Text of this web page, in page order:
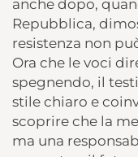
anche dopo,
Repubblica,
resistenza non
Ora che le voci
spegnendo, il
stile chiaro e
scoprire che la
ma una